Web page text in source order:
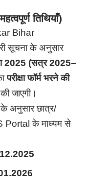
तिथियाँ)
Bihar
सूचना के अनुसार
2025 (सत्र 2025–
परीक्षा फॉर्म भरने की
जाएगी।
के अनुसार छात्र/
Portal के माध्यम से